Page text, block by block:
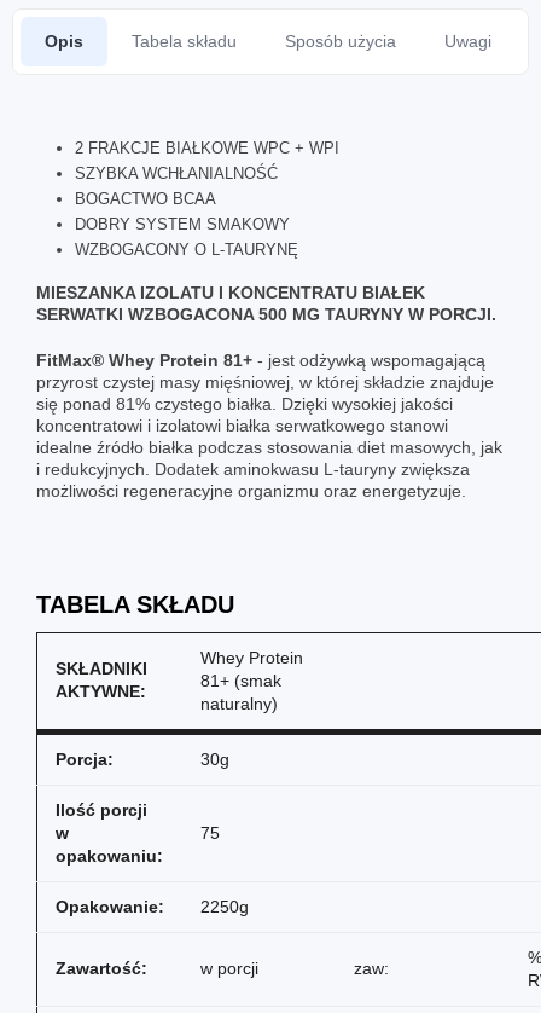
Opis Tabela składu Sposób użycia Uwagi
2 FRAKCJE BIAŁKOWE WPC + WPI
SZYBKA WCHŁANIALNOŚĆ
BOGACTWO BCAA
DOBRY SYSTEM SMAKOWY
WZBOGACONY O L-TAURYNĘ
MIESZANKA IZOLATU I KONCENTRATU BIAŁEK
SERWATKI WZBOGACONA 500 MG TAURYNY W PORCJI.
FitMax® Whey Protein 81+ - jest odżywką wspomagającą
przyrost czystej masy mięśniowej, w której składzie znajduje
się ponad 81% czystego białka. Dzięki wysokiej jakości
koncentratowi i izolatowi białka serwatkowego stanowi
idealne źródło białka podczas stosowania diet masowych, jak
i redukcyjnych. Dodatek aminokwasu L-tauryny zwiększa
możliwości regeneracyjne organizmu oraz energetyzuje.
TABELA SKŁADU
SKŁADNIKI
AKTYWNE:
Whey Protein
81+ (smak
naturalny)
Porcja: 30g
Ilość porcji
w
opakowaniu:
75
Opakowanie: 2250g
Zawartość: w porcji zaw:
%